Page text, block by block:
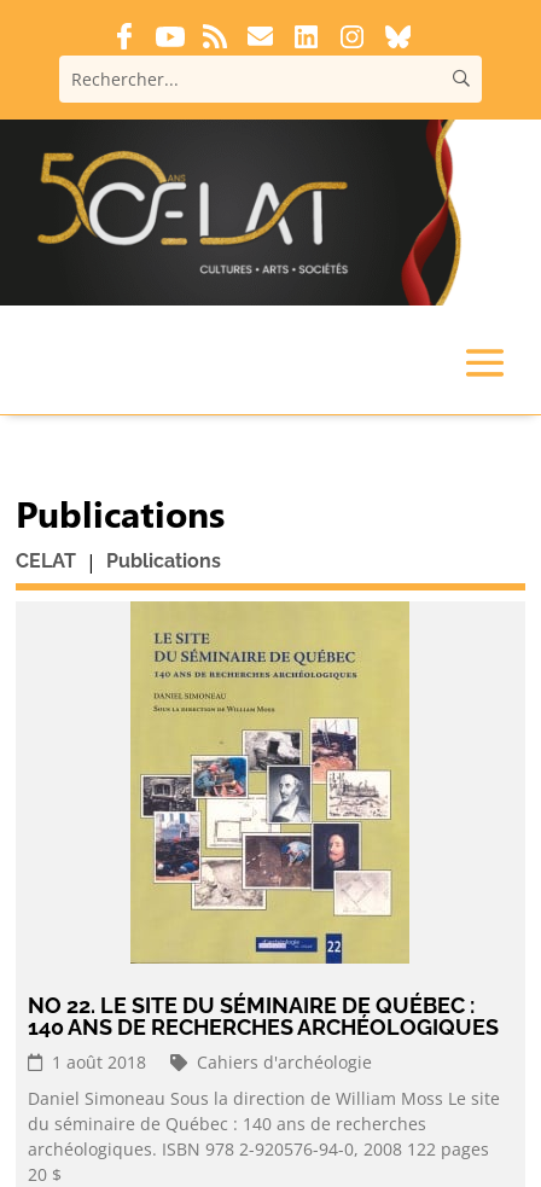
Publications
CELAT | Publications
NO 22. LE SITE DU SÉMINAIRE DE QUÉBEC :
140 ANS DE RECHERCHES ARCHÉOLOGIQUES
1 août 2018
Cahiers d'archéologie
Daniel Simoneau Sous la direction de William Moss Le site
du séminaire de Québec : 140 ans de recherches
archéologiques. ISBN 978 2-920576-94-0, 2008 122 pages
20 $